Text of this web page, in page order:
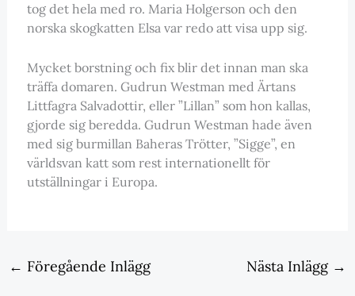
tog det hela med ro. Maria Holgerson och den
norska skogkatten Elsa var redo att visa upp sig.
Mycket borstning och fix blir det innan man ska
träffa domaren. Gudrun Westman med Ärtans
Littfagra Salvadottir, eller ”Lillan” som hon kallas,
gjorde sig beredda. Gudrun Westman hade även
med sig burmillan Baheras Trötter, ”Sigge”, en
världsvan katt som rest internationellt för
utställningar i Europa.
← Föregående Inlägg Nästa Inlägg →